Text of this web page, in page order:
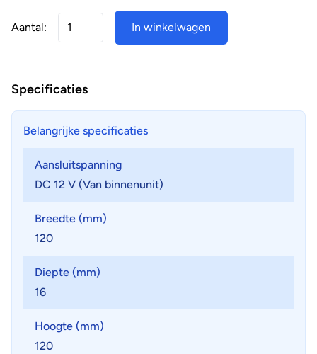
Aantal: In winkelwagen
Specificaties
Belangrijke specificaties
Aansluitspanning
DC 12 V (Van binnenunit)
Breedte (mm)
120
Diepte (mm)
16
Hoogte (mm)
120